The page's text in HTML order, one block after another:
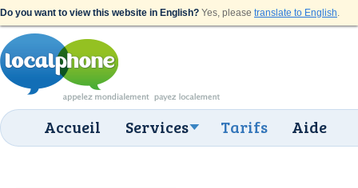
Do you want to view this website in English? Yes, please translate to English.
Accueil Services Tarifs Aide